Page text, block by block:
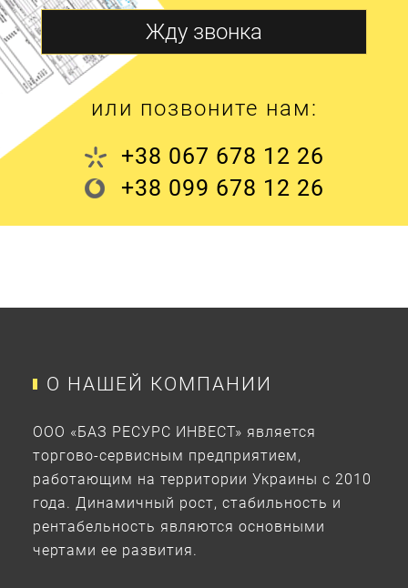
или позвоните нам:
+38 067 678 12 26
+38 099 678 12 26
О НАШЕЙ КОМПАНИИ
ООО «БАЗ РЕСУРС ИНВЕСТ» является
торгово-сервисным предприятием,
работающим на территории Украины с 2010
года. Динамичный рост, стабильность и
рентабельность являются основными
чертами ее развития.